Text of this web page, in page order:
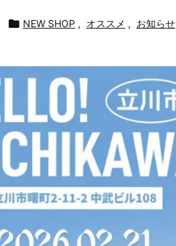
 NEW SHOP , オススメ , お知らせ